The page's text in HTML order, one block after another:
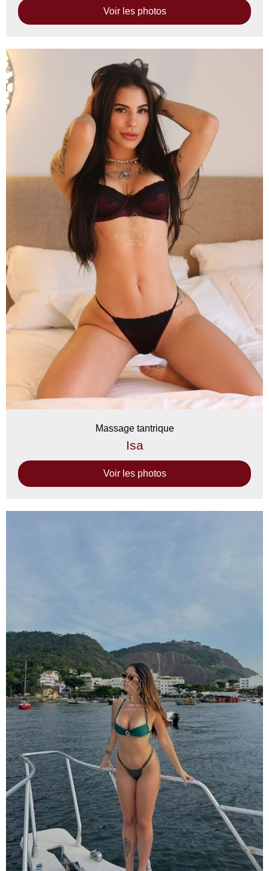
Voir les photos
Massage tantrique
Isa
Voir les photos